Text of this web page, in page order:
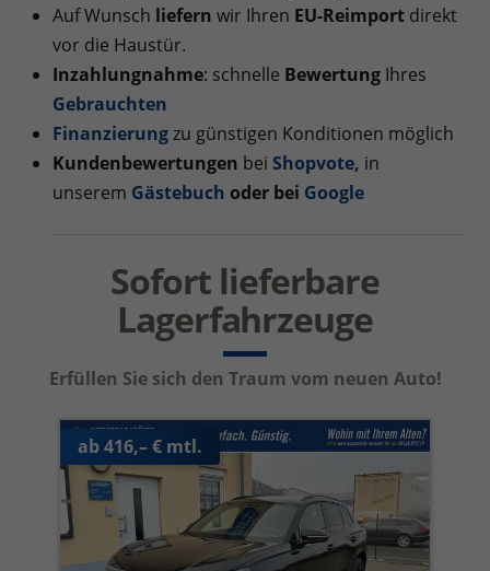
Auf Wunsch liefern wir Ihren EU-Reimport direkt
vor die Haustür.
Inzahlungnahme: schnelle Bewertung Ihres
Gebrauchten
Finanzierungzu günstigen Konditionen möglich
Kundenbewertungen bei Shopvote, in
unserem Gästebuch oder bei Google
Sofort lieferbare
Lagerfahrzeuge
Erfüllen Sie sich den Traum vom neuen Auto!
ab 416,– € mtl.